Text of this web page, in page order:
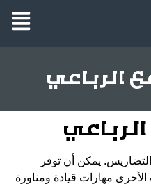
الرباعي
يمكن أن توفر
مهارات قيادة ومناورة